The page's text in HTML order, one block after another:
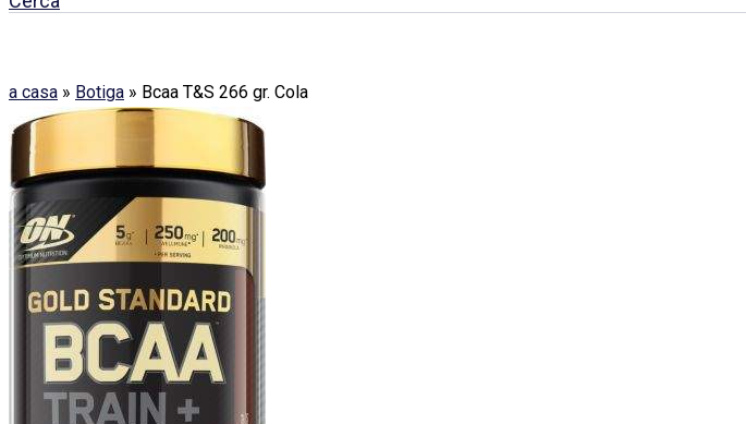
a casa » Botiga » Bcaa T&S 266 gr. Cola